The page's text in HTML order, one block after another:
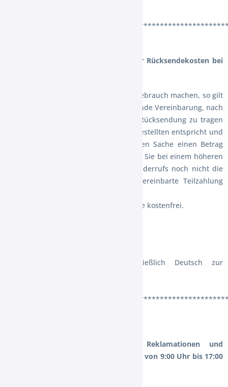
§7 Vertragliche Regelung bezüglich der Rücksendekosten bei
Sollten Sie von Ihrem Widerrufsrecht Gebrauch machen, so gilt
im Einklang mit § 357 Abs. 2 BGB, folgende Vereinbarung, nach
der Sie die regelmäßigen Kosten der Rücksendung zu tragen
haben, wenn die gelieferte Ware der bestellten entspricht und
wenn der Preis der zurückzusendenden Sache einen Betrag
von 40 Euro nicht übersteigt oder wenn Sie bei einem höheren
Preis der Sache zum Zeitpunkt des Widerrufs noch nicht die
Gegenleistung oder eine vertraglich vereinbarte Teilzahlung
Anderenfalls ist die Rücksendung für Sie kostenfrei.
Als Vertragssprache steht ausschließlich Deutsch zur
Unser Kundendienst für Fragen, Reklamationen und
Beanstandungen steht Ihnen werktags von 9:00 Uhr bis 17:00